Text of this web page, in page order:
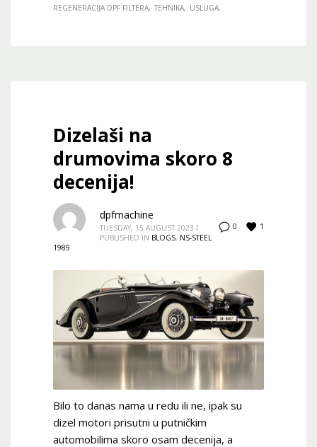
REGENERACIJA DPF FILTERA TEHNIKA USLUGA
Dizelaši na
drumovima skoro 8
decenija!
0 1
dpfmachine
TUESDAY, 15 AUGUST 2023 /
PUBLISHED IN BLOGS, NS-STEEL
1989
Bilo to danas nama u redu ili ne, ipak su
dizel motori prisutni u putničkim
automobilima skoro osam decenija, a